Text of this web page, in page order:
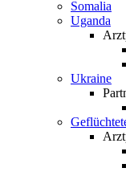
Somalia
Uganda
Ukraine